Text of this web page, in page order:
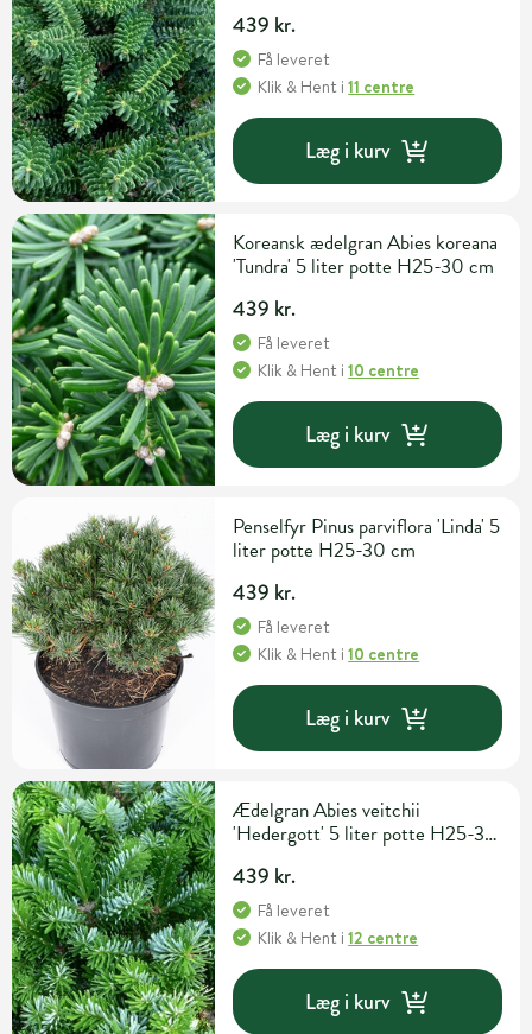
439 kr.
Få leveret
Klik & Hent i11 centre
Læg i kurv
Koreansk ædelgran Abies koreana
'Tundra' 5 liter potte H25-30 cm
439 kr.
Få leveret
Klik & Hent i10 centre
Læg i kurv
Penselfyr Pinus parviflora 'Linda' 5
liter potte H25-30 cm
439 kr.
Få leveret
Klik & Hent i10 centre
Læg i kurv
Ædelgran Abies veitchii
'Hedergott' 5 liter potte H25-30
439 kr.
Få leveret
Klik & Hent i12 centre
Læg i kurv